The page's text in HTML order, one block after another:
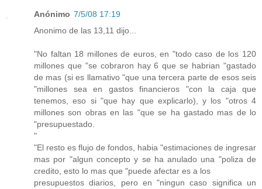
Anónimo 7/5/08 17:19
Anonimo de las 13,11 dijo...
"No faltan 18 millones de euros, en "todo caso de los 120
millones que "se cobraron hay 6 que se habrian "gastado
de mas (si es llamativo "que una tercera parte de esos seis
"millones sea en gastos financieros "con la caja que
tenemos, eso si "que hay que explicarlo), y los "otros 4
millones son obras en las "que se ha gastado mas de lo
"presupuestado.
"
"El resto es flujo de fondos, habia "estimaciones de ingresar
mas por "algun concepto y se ha anulado una "poliza de
credito, esto lo mas que "puede afectar es a los
presupuestos diarios, pero en "ningun caso significa un